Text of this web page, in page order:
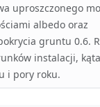
uproszczonego
albedo oraz
gruntu 0.6.
instalacji,
i pory roku.